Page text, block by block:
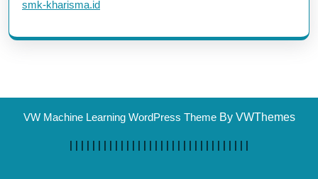
smk-kharisma.id
VW Machine Learning WordPress ThemeBy VWThemes
| | | | | | | | | | | | | | | | | | | | | | | | | | | | | | | |